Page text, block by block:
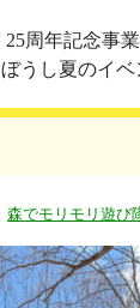
周年記念事
うし夏のイベ
森でモリモリ遊び